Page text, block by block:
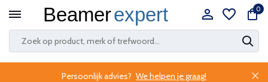
0
Persoonlijk advies? We helpen je graag!